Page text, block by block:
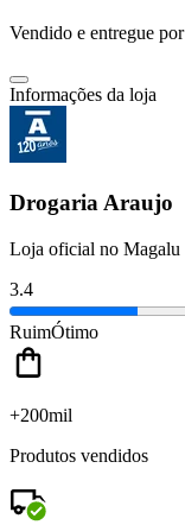
Vendido e entregue por
Informações da loja
Drogaria Araujo
Loja oficial no Magalu
3.4
RuimÓtimo
+200mil
Produtos vendidos